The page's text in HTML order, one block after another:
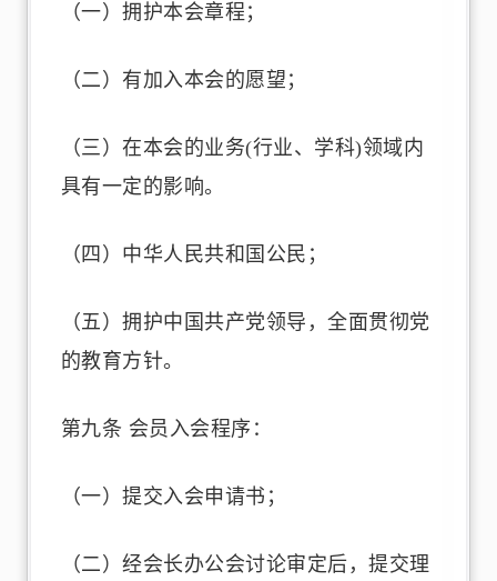
（一）拥护本会章程；
（二）有加入本会的愿望；
（三）在本会的业务(行业、学科)领域内
具有一定的影响。
（四）中华人民共和国公民；
（五）拥护中国共产党领导，全面贯彻党
的教育方针。
第九条 会员入会程序：
（一）提交入会申请书；
（二）经会长办公会讨论审定后，提交理